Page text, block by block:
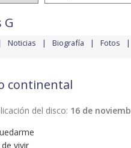
G
Noticias Biografía Fotos
continental
del disco: 16 de
vivir